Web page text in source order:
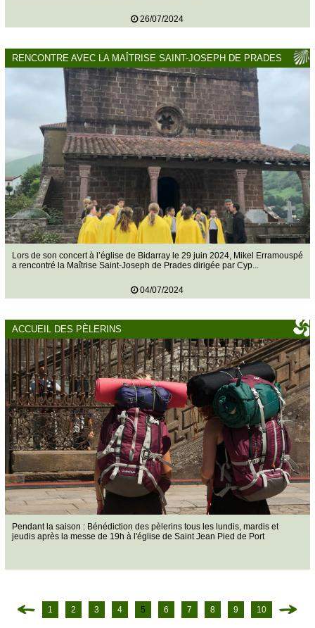
26/07/2024
RENCONTRE AVEC LA MAÎTRISE SAINT-JOSEPH DE PRADES
Lors de son concert à l’église de Bidarray le 29 juin 2024, Mikel Erramouspé
a rencontré la Maîtrise Saint-Joseph de Prades dirigée par Cyp...
04/07/2024
ACCUEIL DES PÈLERINS
Pendant la saison : Bénédiction des pèlerins tous les lundis, mardis et
jeudis après la messe de 19h à l'église de Saint Jean Pied de Port
1 2 3 4 5 6 7 8 9 10